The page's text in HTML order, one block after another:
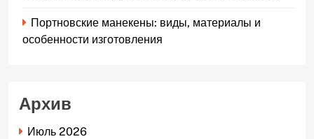
Портновские манекены: виды, материалы и
особенности изготовления
Архив
Июль 2026